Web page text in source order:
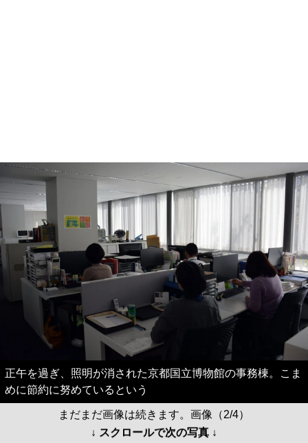
正午を過ぎ、照明が消された京都国立博物館の事務棟。こま
めに節約に努めているという
まだまだ画像は続きます。画像（2/4）
↓ スクロールで次の写真 ↓